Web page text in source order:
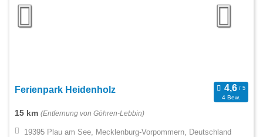
Ferienpark Heidenholz
4 Bew.
15 km (Entfernung von Göhren-Lebbin)
19395 Plau am See, Mecklenburg-Vorpommern, Deutschland